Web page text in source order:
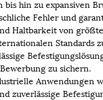
hin zu expansiven
Fehler und
Haltbarkeit von
zu sichern.
Anwendungen
zuverlässige